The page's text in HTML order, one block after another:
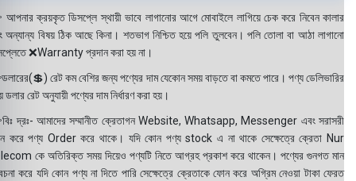
ক্রয়কৃত ডিসপ্লে স্থায়ী ভাবে লাগানোর আগে মোবাইলে লাগিয়ে চেক করে নিবেন কালার
অন্যান্য বিষয় ঠিক আছে কিনা। শতভাগ নিশ্চিত হয়ে পলি তুলবেন। পলি তোলা বা আঠা লাগানো
❌Warranty প্রদান করা হয় না।
রেট কম বেশির জন্য পণ্যের দাম যেকোন সময় বাড়তে বা কমতে পারে। পণ্য ডেলিভারির
ডলার রেট অনুযায়ী পণ্যের দাম নির্ধারণ করা হয়।
দ্রঃ- আমাদের সম্মানীত ক্রেতাগন Website, Whatsapp, Messenger এবং সরাসরী
করে পণ্য Order করে থাকে। যদি কোন পণ্য stock এ না থাকে সেক্ষেত্রে ক্রেতা Nur
কে অতিরিক্ত সময় দিয়েও পণ্যটি নিতে আগ্রহ প্রকাশ করে থাকেন। পণ্যের গুনগত মান
করে যদি কোন পণ্য না দিতে পারি সেক্ষেত্রে ক্রেতাকে ফোন করে অগ্রিম নেওয়া টাকা ফেরত